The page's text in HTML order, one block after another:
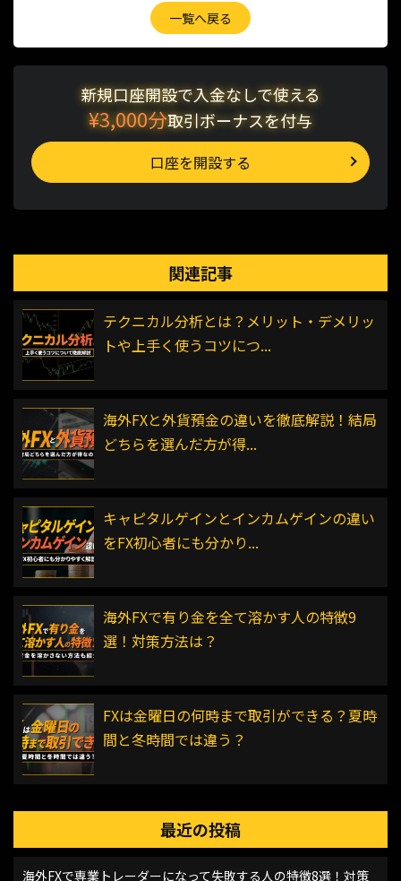
一覧へ戻る
新規口座開設で入金なしで使える
¥3,000分取引ボーナスを付与
口座を開設する
関連記事
テクニカル分析とは？メリット・デメリッ
トや上手く使うコツにつ...
海外FXと外貨預金の違いを徹底解説！結局
どちらを選んだ方が得...
キャピタルゲインとインカムゲインの違い
をFX初心者にも分かり...
海外FXで有り金を全て溶かす人の特徴9
選！対策方法は？
FXは金曜日の何時まで取引ができる？夏時
間と冬時間では違う？
最近の投稿
海外FXで専業トレーダーになって失敗する人の特徴8選！対策